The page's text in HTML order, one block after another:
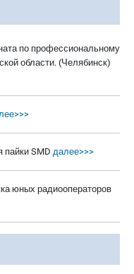
по профессиональному
области. (Челябинск)
пайки SMD далее>>>
юных радиооператоров